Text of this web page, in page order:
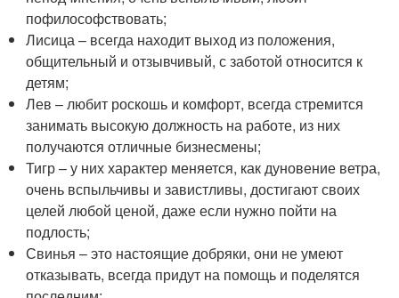
пофилософствовать;
Лисица – всегда находит выход из положения,
общительный и отзывчивый, с заботой относится к
детям;
Лев – любит роскошь и комфорт, всегда стремится
занимать высокую должность на работе, из них
получаются отличные бизнесмены;
Тигр – у них характер меняется, как дуновение ветра,
очень вспыльчивы и завистливы, достигают своих
целей любой ценой, даже если нужно пойти на
подлость;
Свинья – это настоящие добряки, они не умеют
отказывать, всегда придут на помощь и поделятся